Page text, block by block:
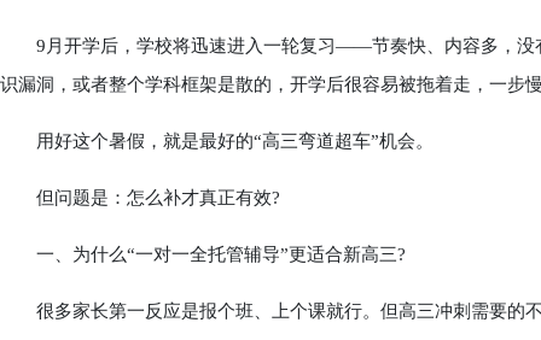
9月开学后，学校将迅速进入一轮复习——节奏快、内容多，没
识漏洞，或者整个学科框架是散的，开学后很容易被拖着走，一步
用好这个暑假，就是最好的“高三弯道超车”机会。
但问题是：怎么补才真正有效?
一、为什么“一对一全托管辅导”更适合新高三?
很多家长第一反应是报个班、上个课就行。但高三冲刺需要的不